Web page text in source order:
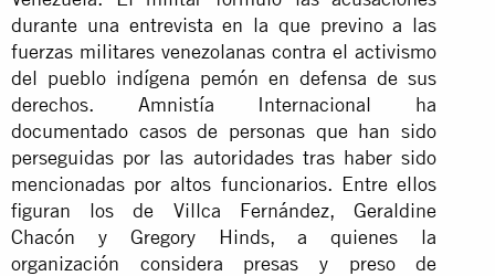
durante una entrevista en la que previno a las
fuerzas militares venezolanas contra el activismo
del pueblo indígena pemón en defensa de sus
derechos. Amnistía Internacional ha
documentado casos de personas que han sido
perseguidas por las autoridades tras haber sido
mencionadas por altos funcionarios. Entre ellos
figuran los de Villca Fernández, Geraldine
Chacón y Gregory Hinds, a quienes la
organización considera presas y preso de